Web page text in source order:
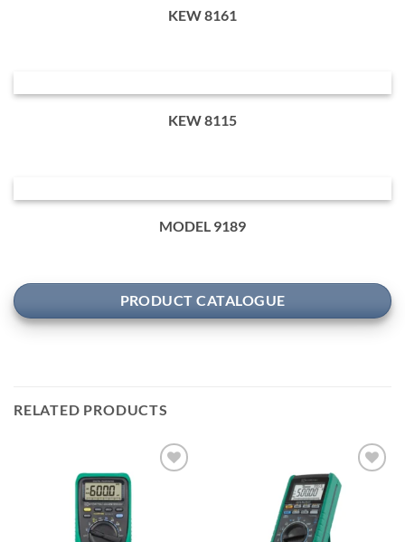
KEW 8161
KEW 8115
MODEL 9189
PRODUCT CATALOGUE
RELATED PRODUCTS